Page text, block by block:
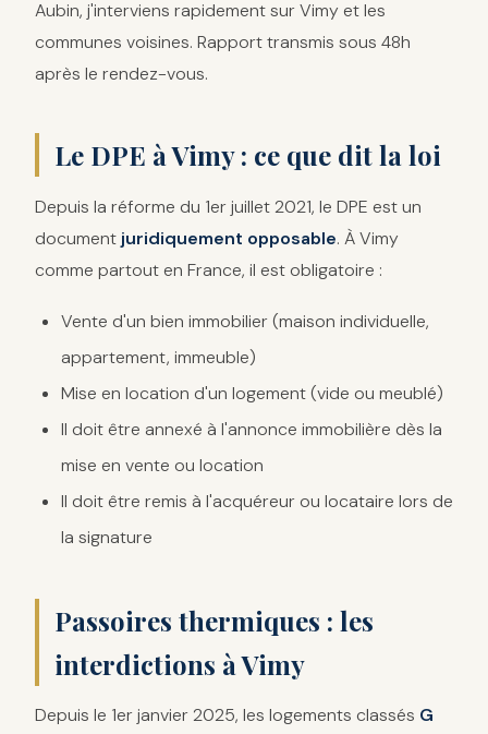
Aubin, j'interviens rapidement sur Vimy et les
communes voisines. Rapport transmis sous 48h
après le rendez-vous.
Le DPE à Vimy : ce que dit la loi
Depuis la réforme du 1er juillet 2021, le DPE est un
document juridiquement opposable. À Vimy
comme partout en France, il est obligatoire :
Vente d'un bien immobilier (maison individuelle,
appartement, immeuble)
Mise en location d'un logement (vide ou meublé)
Il doit être annexé à l'annonce immobilière dès la
mise en vente ou location
Il doit être remis à l'acquéreur ou locataire lors de
la signature
Passoires thermiques : les
interdictions à Vimy
Depuis le 1er janvier 2025, les logements classés G